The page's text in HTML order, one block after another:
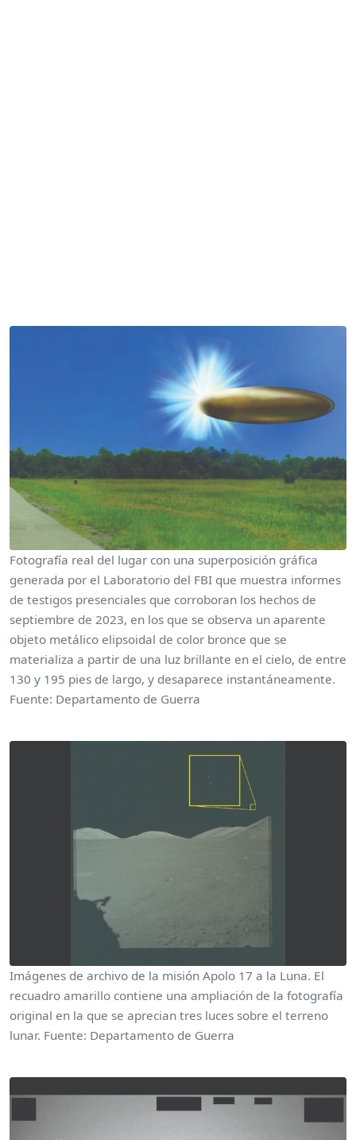
Fotografía real del lugar con una superposición gráfica
generada por el Laboratorio del FBI que muestra informes
de testigos presenciales que corroboran los hechos de
septiembre de 2023, en los que se observa un aparente
objeto metálico elipsoidal de color bronce que se
materializa a partir de una luz brillante en el cielo, de entre
130 y 195 pies de largo, y desaparece instantáneamente.
Fuente: Departamento de Guerra
Imágenes de archivo de la misión Apolo 17 a la Luna. El
recuadro amarillo contiene una ampliación de la fotografía
original en la que se aprecian tres luces sobre el terreno
lunar. Fuente: Departamento de Guerra